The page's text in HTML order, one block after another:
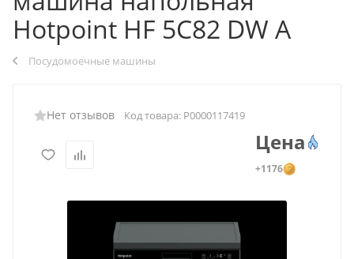
Hotpoint HF 5C82 DW A
Посудомоечные машины
Нет отзывов Код товара: Р0000117419
Цена
+1176